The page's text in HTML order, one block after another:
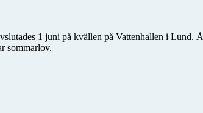
1 juni på kvällen på Vattenhallen i Lund.
sommarlov.